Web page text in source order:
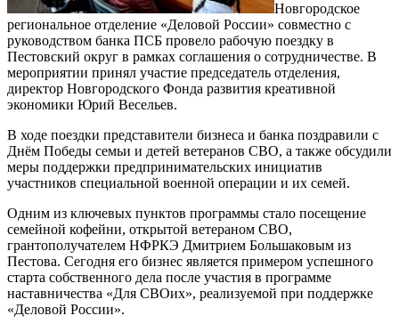
Новгородское
региональное отделение «Деловой России» совместно с
руководством банка ПСБ провело рабочую поездку в
Пестовский округ в рамках соглашения о сотрудничестве. В
мероприятии принял участие председатель отделения,
директор Новгородского Фонда развития креативной
экономики Юрий Весельев.
В ходе поездки представители бизнеса и банка поздравили с
Днём Победы семьи и детей ветеранов СВО, а также обсудили
меры поддержки предпринимательских инициатив
участников специальной военной операции и их семей.
Одним из ключевых пунктов программы стало посещение
семейной кофейни, открытой ветераном СВО,
грантополучателем НФРКЭ Дмитрием Большаковым из
Пестова. Сегодня его бизнес является примером успешного
старта собственного дела после участия в программе
наставничества «Для СВОих», реализуемой при поддержке
«Деловой России».